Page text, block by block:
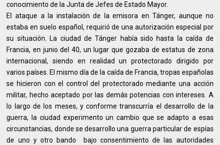
conocimiento de la Junta de Jefes de Estado Mayor.
El ataque a la instalación de la emisora en Tánger, aunque no
estaba en suelo español, requirió de una autorización especial por
su situación. La ciudad de Tánger había sido hasta la caída de
Francia, en junio del 40, un lugar que gozaba de estatus de zona
internacional, siendo en realidad un protectorado dirigido por
varios países. El mismo día de la caída de Francia, tropas españolas
se hicieron con el control del protectorado mediante una acción
militar, hecho aceptado por las demás potencias con intereses. A
lo largo de los meses, y conforme transcurría el desarrollo de la
guerra, la ciudad experimento un cambio que se adapto a esas
circunstancias, donde se desarrollo una guerra particular de espías
de uno y otro bando bajo consentimiento de las autoridades